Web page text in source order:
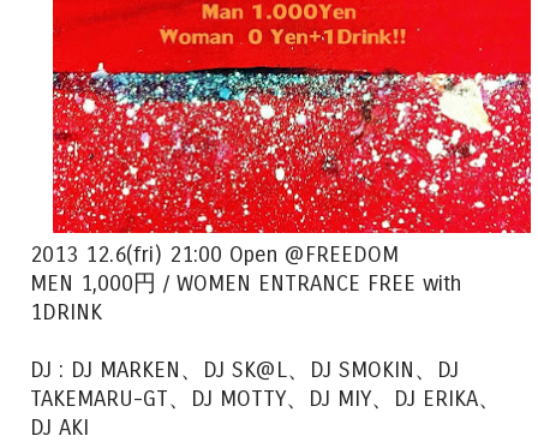
2013 12.6(fri) 21:00 Open @FREEDOM
MEN 1,000円 / WOMEN ENTRANCE FREE with
1DRINK
DJ : DJ MARKEN、DJ SK@L、DJ SMOKIN、DJ
TAKEMARU-GT、DJ MOTTY、DJ MIY、DJ ERIKA、
DJ AKI